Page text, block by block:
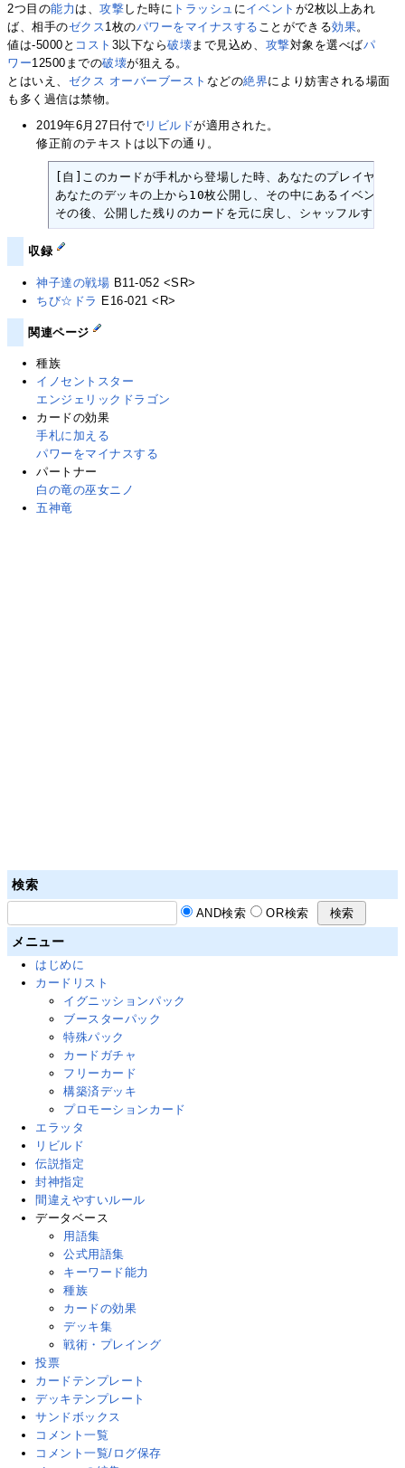
2つ目の能力 は、攻撃した時に トラッシュ にイベント が2枚以上あれ
ば、相手のゼクス 1枚のパワーをマイナスする ことができる効果。
値は-5000と コスト 3以下なら破壊 まで見込め、 攻撃対象を選べばパ
ワー12500までの破壊が狙える。
とはいえ、 ゼクス オーバーブースト などの絶界により妨害される場面
も多く過信は禁物。
2019年6月27日付で リビルドが適用された。
修正前のテキストは以下の通り。
[自]このカードが手札から登場した時、あなたのプレイヤーが
あなたのデッキの上から10枚公開し、その中にあるイベント
その後、公開した残りのカードを元に戻し、シャッフルする。
収録
神子達の戦場 B11-052 <SR>
ちび☆ドラ E16-021 <R>
関連ページ
種族
イノセントスター
エンジェリックドラゴン
カードの効果
手札に加える
パワーをマイナスする
パートナー
白の竜の巫女ニノ
五神竜
検索
AND検索 OR検索
メニュー
はじめに
カードリスト
イグニッションパック
ブースターパック
特殊パック
カードガチャ
フリーカード
構築済デッキ
プロモーションカード
エラッタ
リビルド
伝説指定
封神指定
間違えやすいルール
データベース
用語集
公式用語集
キーワード能力
種族
カードの効果
デッキ集
戦術・プレイング
投票
カードテンプレート
デッキテンプレート
サンドボックス
コメント一覧
コメント一覧/ログ保存